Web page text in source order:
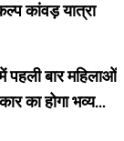
कांवड़ यात्रा
बार महिलाओं
का होगा भव्य